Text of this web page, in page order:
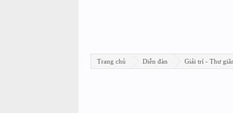
Trang chủ Diễn đàn Giải trí - Thư